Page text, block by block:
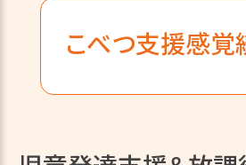
こべつ支援感覚